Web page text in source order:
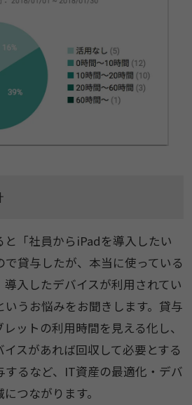
と「社員からiPadを導入したい
で貸与したが、本当に使っている
入したデバイスが利用されてい
いうお悩みをお聞きします。貸与
ットの利用時間を見える化し、
スがあれば回収して必要とする
するなど、IT資産の最適化・デバ
つながります。